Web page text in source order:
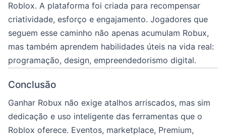
Roblox. A plataforma foi criada para recompensar
criatividade, esforço e engajamento. Jogadores que
seguem esse caminho não apenas acumulam Robux,
mas também aprendem habilidades úteis na vida real:
programação, design, empreendedorismo digital.
Conclusão
Ganhar Robux não exige atalhos arriscados, mas sim
dedicação e uso inteligente das ferramentas que o
Roblox oferece. Eventos, marketplace, Premium,